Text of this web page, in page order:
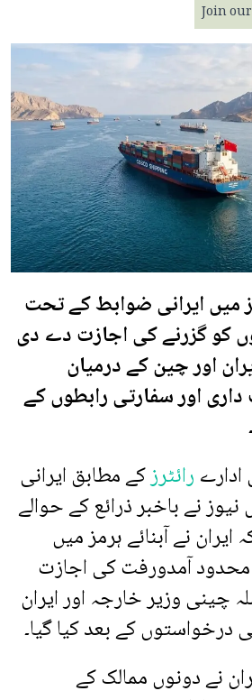
Join our
میں ایرانی ضوابط کے تحت
کو گزرنے کی اجازت دے دی
اور چین کے درمیان
اور سفارتی رابطوں کے
رائٹرزکے مطابق ایرانی
نے باخبر ذرائع کے حوالے
نے آبنائے ہرمز میں
آمدورفت کی اجازت
چینی وزیر خارجہ اور ایران
کے بعد کیا گیا۔
نے دونوں ممالک کے